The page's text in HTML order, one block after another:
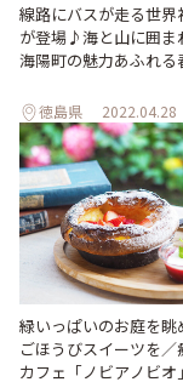
線路にバスが走る世界
が登場♪海と山に囲ま
海陽町の魅力あふれる
徳島県 2022.04.28
緑いっぱいのお庭を眺
ごほうびスイーツを
カフェ「ノビアノビオ」